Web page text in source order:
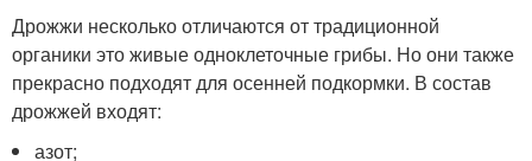
Дрожжи несколько отличаются от традиционной
органики это живые одноклеточные грибы. Но они также
прекрасно подходят для осенней подкормки. В состав
дрожжей входят:
азот;